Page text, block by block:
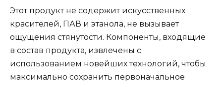
Этот продукт не содержит искусственных
красителей, ПАВ и этанола, не вызывает
ощущения стянутости. Компоненты, входящие
в состав продукта, извлечены с
использованием новейших технологий, чтобы
максимально сохранить первоначальное